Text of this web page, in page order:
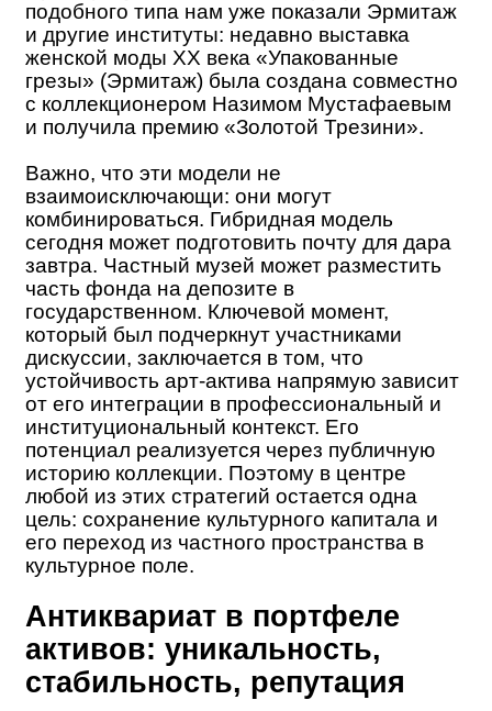
подобного типа нам уже показали Эрмитаж
и другие институты: недавно выставка
женской моды XX века «Упакованные
грезы» (Эрмитаж) была создана совместно
с коллекционером Назимом Мустафаевым
и получила премию «Золотой Трезини».
Важно, что эти модели не
взаимоисключающи: они могут
комбинироваться. Гибридная модель
сегодня может подготовить почту для дара
завтра. Частный музей может разместить
часть фонда на депозите в
государственном. Ключевой момент,
который был подчеркнут участниками
дискуссии, заключается в том, что
устойчивость арт-актива напрямую зависит
от его интеграции в профессиональный и
институциональный контекст. Его
потенциал реализуется через публичную
историю коллекции. Поэтому в центре
любой из этих стратегий остается одна
цель: сохранение культурного капитала и
его переход из частного пространства в
культурное поле.
Антиквариат в портфеле
активов: уникальность,
стабильность, репутация